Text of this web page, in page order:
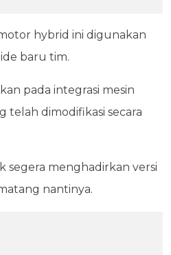
hybrid ini digunakan
baru tim.
pada integrasi mesin
telah dimodifikasi secara
segera menghadirkan versi
nantinya.